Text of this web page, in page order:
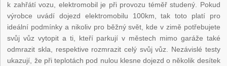
k zahřátí vozu, elektromobil je při provozu téměř studený. Pokud
výrobce uvádí dojezd elektromobilu 100km, tak toto platí pro
ideální podmínky a nikoliv pro běžný svět, kde v zimě potřebujete
svůj vůz vytopit a ti, kteří parkují v městech mimo garáže také
odmrazit skla, respektive rozmrazit celý svůj vůz. Nezávislé testy
ukazují, že při teplotách pod nulou klesne dojezd o několik desítek